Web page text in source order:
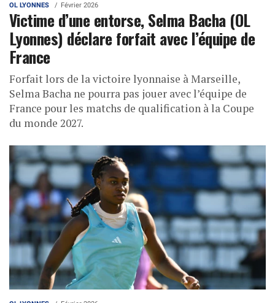
OL LYONNES Février 2026
Victime d’une entorse, Selma Bacha (OL
Lyonnes) déclare forfait avec l’équipe de
France
Forfait lors de la victoire lyonnaise à Marseille,
Selma Bacha ne pourra pas jouer avec l’équipe de
France pour les matchs de qualification à la Coupe
du monde 2027.